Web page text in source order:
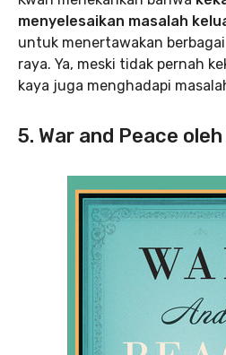
menyelesaikan masalah
untuk menertawakan
raya. Ya, meski tidak pernah
kaya juga menghadapi
5. War and Peace